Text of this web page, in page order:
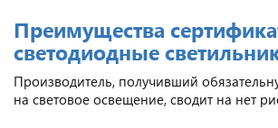
Преимущества
светодиодные
Производитель, получивший
на световое освещение, сводит на нет